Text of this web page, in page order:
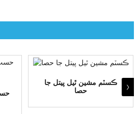
ڪسٽم مشين ٿيل پيتل جا
حصا